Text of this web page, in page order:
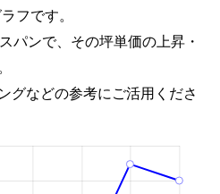
フです。
パンで、その坪単価の上昇・
グなどの参考にご活用くださ